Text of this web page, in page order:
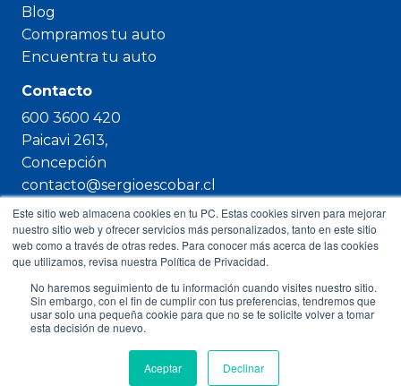
Este sitio web almacena cookies en tu PC. Estas cookies sirven para mejorar
nuestro sitio web y ofrecer servicios más personalizados, tanto en este sitio
web como a través de otras redes. Para conocer más acerca de las cookies
que utilizamos, revisa nuestra Política de Privacidad.
No haremos seguimiento de tu información cuando visites nuestro sitio.
Sin embargo, con el fin de cumplir con tus preferencias, tendremos que
usar solo una pequeña cookie para que no se te solicite volver a tomar
esta decisión de nuevo.
Aceptar Declinar
Blog
Compramos tu auto
Encuentra tu auto
Contacto
600 3600 420
Paicavi 2613,
Concepción
contacto@sergioescobar.cl
Copyright © 2023 Sergio Escobar